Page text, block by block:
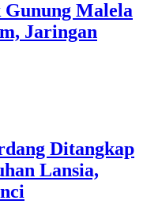
Gunung Malela
Jaringan
Ditangkap
Lansia,